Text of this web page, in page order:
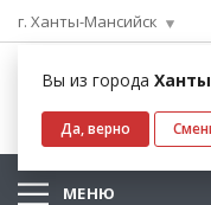
г. Ханты-Мансийск
Вы из города
Да, верно
МЕНЮ